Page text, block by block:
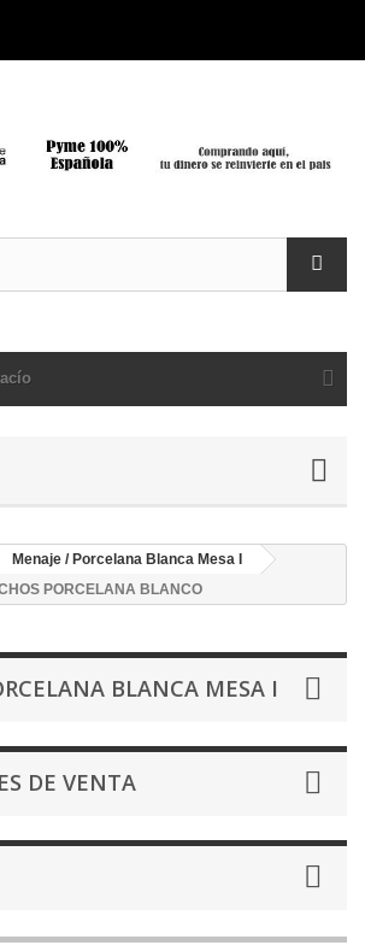
Menaje / Porcelana Blanca Mesa I
PORCELANA BLANCO
BLANCA MESA I
DE VENTA